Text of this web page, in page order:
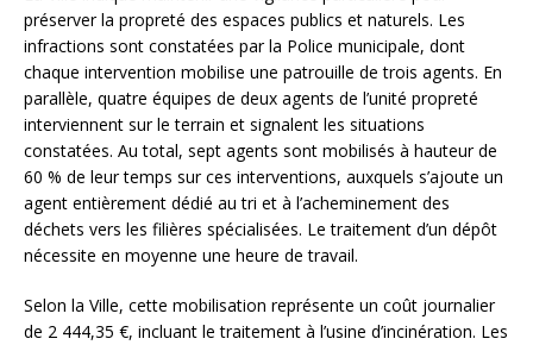
préserver la propreté des espaces publics et naturels. Les
infractions sont constatées par la Police municipale, dont
chaque intervention mobilise une patrouille de trois agents. En
parallèle, quatre équipes de deux agents de l’unité propreté
interviennent sur le terrain et signalent les situations
constatées. Au total, sept agents sont mobilisés à hauteur de
60 % de leur temps sur ces interventions, auxquels s’ajoute un
agent entièrement dédié au tri et à l’acheminement des
déchets vers les filières spécialisées. Le traitement d’un dépôt
nécessite en moyenne une heure de travail.
Selon la Ville, cette mobilisation représente un coût journalier
de 2 444,35 €, incluant le traitement à l’usine d’incinération. Les